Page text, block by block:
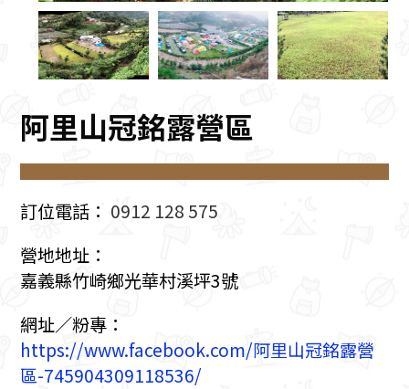
阿里山冠銘露營區
訂位電話： 0912 128 575
營地地址：
嘉義縣竹崎鄉光華村溪坪3號
網址／粉專：
https://www.facebook.com/阿里山冠銘露營
區-745904309118536/